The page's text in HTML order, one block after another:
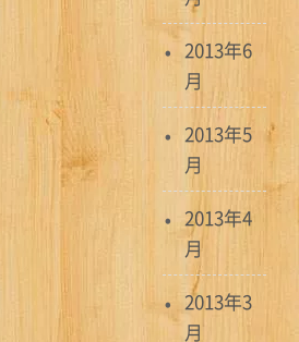
2013年6
月
2013年5
月
2013年4
月
2013年3
月